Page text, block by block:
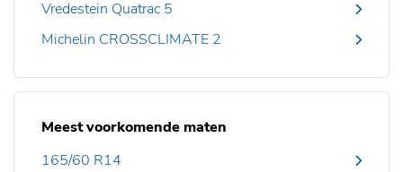
Vredestein Quatrac 5
Michelin CROSSCLIMATE 2
Meest voorkomende maten
165/60 R14